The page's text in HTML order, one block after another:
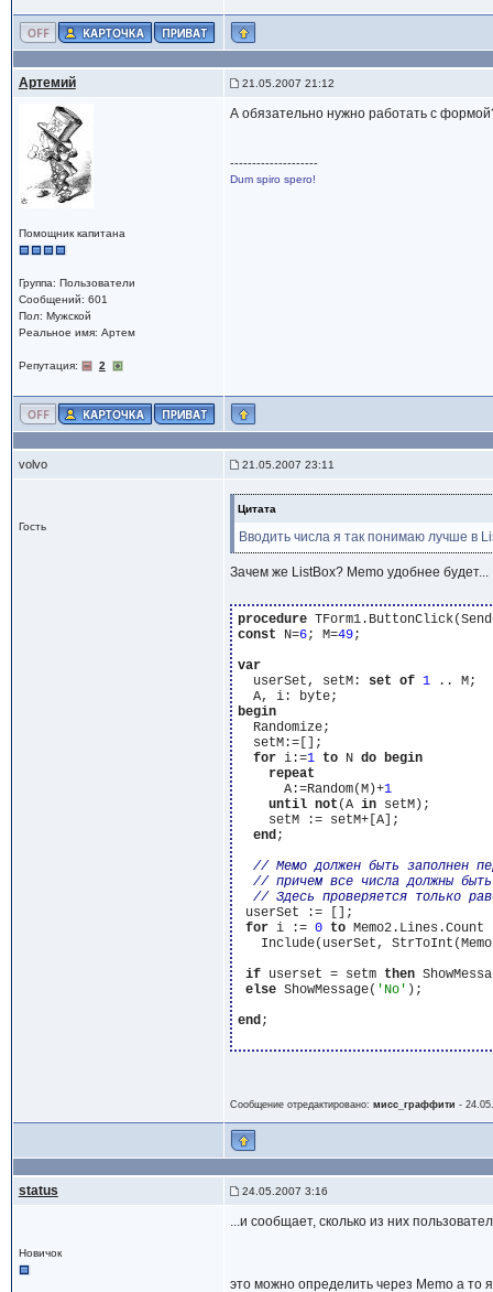
Артемий 21.05.2007 21:12
Помощник капитана
Группа: Пользователи
Сообщений: 601
Пол: Мужской
Реальное имя: Артем
Репутация: 2
А обязательно нужно работать с
--------------------
Dum spiro spero!
volvo 21.05.2007 23:11
Гость
Цитата
Вводить числа я так понимаю лучше в
Зачем же ListBox? Memo удобнее будет...
procedure
const N=6; M=49;
var
  userSet, setM:
set of 1 .. M;
begin
  Randomize;
  setM:=[];
for i:=1 to N do begin
repeat
      A:=Random(M)+
1
until not (A in setM);
    setM := setM+[A];
end;
userSet := [];
for i := 0 to
Include(userSet,
if userset = setm then
else ShowMessage( 'No' );
end;
Сообщение отредактировано: мисс_граффити -
status 24.05.2007 3:16
Новичок
...и сообщает, сколько из них
это можно определить через Memo а то